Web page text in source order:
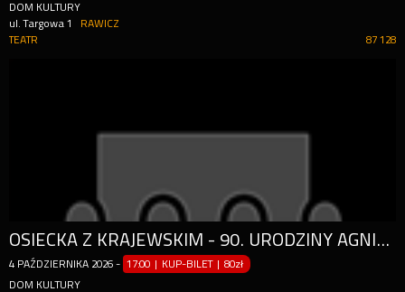
DOM KULTURY
ul. Targowa 1
RAWICZ
87 128
TEATR
OSIECKA Z KRAJEWSKIM - 90. URODZINY AGNIESZKI
4 PAŹDZIERNIKA 2026 - 17:00 | KUP-BILET |80zł
DOM KULTURY